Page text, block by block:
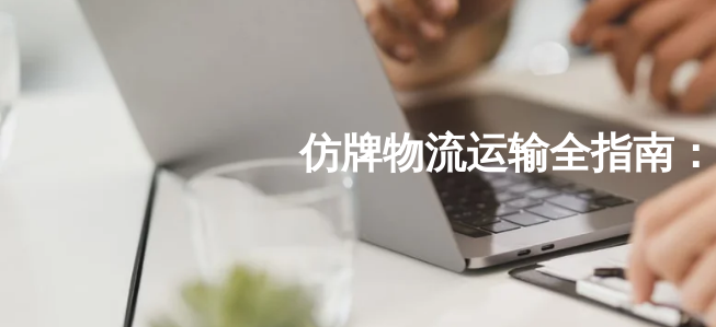
仿牌物流运输全指南